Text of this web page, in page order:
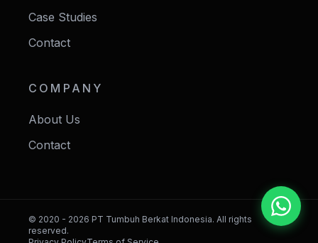
Case Studies
Contact
COMPANY
About Us
Contact
© 2020 - 2026 PT Tumbuh Berkat Indonesia. All rights
reserved.